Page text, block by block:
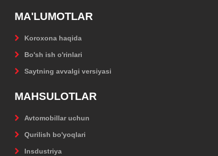
MA'LUMOTLAR
Koroxona haqida
Bo'sh ish o'rinlari
Saytning avvalgi versiyasi
MAHSULOTLAR
Avtomobillar uchun
Qurilish bo'yoqlari
Insdustriya